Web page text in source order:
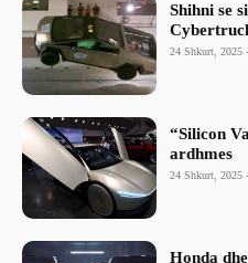
Shihni se
24 Shkurt, 2025
“Silicon
ardhmes
24 Shkurt, 2025
Honda